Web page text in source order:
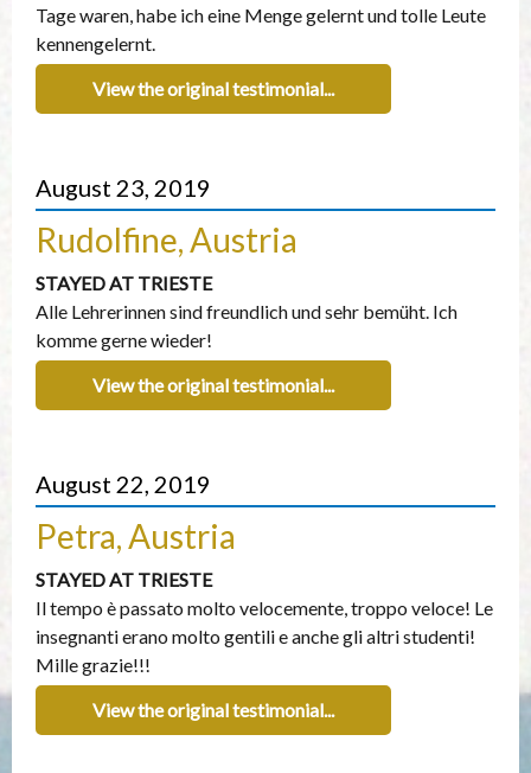
Tage waren, habe ich eine Menge gelernt und tolle Leute
kennengelernt.
View the original testimonial...
August 23, 2019
Rudolfine, Austria
STAYED AT TRIESTE
Alle Lehrerinnen sind freundlich und sehr bemüht. Ich
komme gerne wieder!
View the original testimonial...
August 22, 2019
Petra, Austria
STAYED AT TRIESTE
Il tempo è passato molto velocemente, troppo veloce! Le
insegnanti erano molto gentili e anche gli altri studenti!
Mille grazie!!!
View the original testimonial...